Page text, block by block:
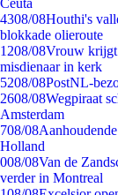
Ceuta
4308/08Houthi's
blokkade olieroute
1208/08Vrouw krijgt
misdienaar in kerk
5208/08PostNL-
2608/08Wegpiraat
Amsterdam
708/08
Holland
008/08Van de
verder in Montreal